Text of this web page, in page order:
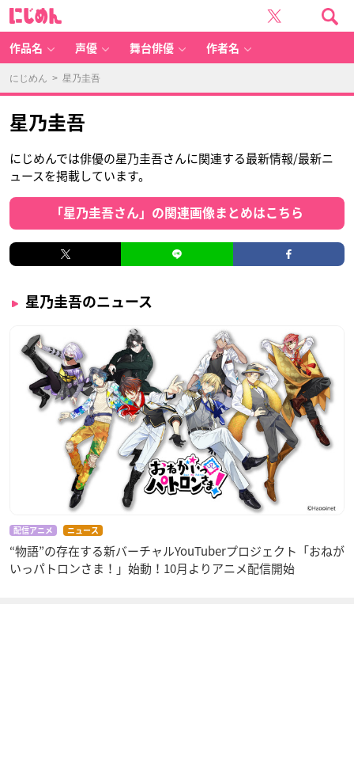
作品名 声優 舞台俳優 作者名
にじめん > 星乃圭吾
星乃圭吾
にじめんでは俳優の星乃圭吾さんに関連する最新情報/最新ニ
ュースを掲載しています。
「星乃圭吾さん」の関連画像まとめはこちら
星乃圭吾のニュース
配信アニメ ニュース
“物語”の存在する新バーチャルYouTuberプロジェクト「おねが
いっパトロンさま！」始動！10月よりアニメ配信開始